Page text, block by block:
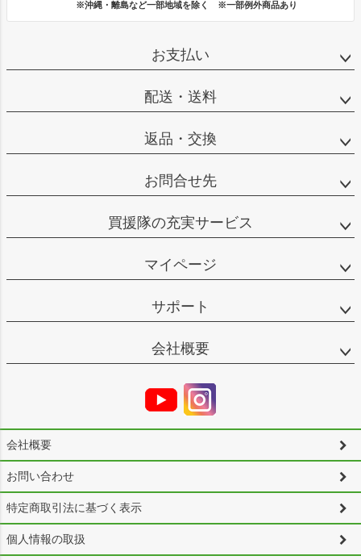
※沖縄・離島など一部地域を除く ※一部例外商品あり
お支払い
配送・送料
返品・交換
お問合せ先
買援隊の充実サービス
マイページ
サポート
会社概要
会社概要
お問い合わせ
特定商取引法に基づく表示
個人情報の取扱